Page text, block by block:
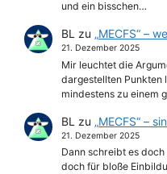
und ein bisschen…
BL zu „MECFS“ –
21. Dezember 2025
Mir leuchtet die
dargestellten Punkten
mindestens zu einem
BL zu „MECFS“ –
21. Dezember 2025
Dann schreibt es
doch für bloße